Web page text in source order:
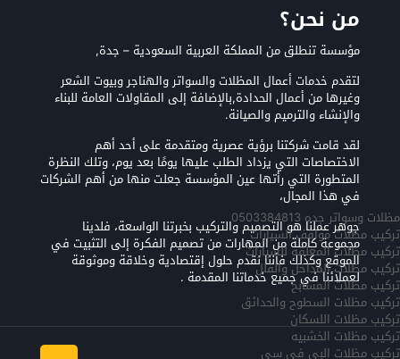
من نحن؟
مؤسسة تنطلق من المملكة العربية السعودية – جدة,
لتقدم خدمات أعمال المظلات والسواتر والهناجر وبيوت الشعر
وغيرها من أعمال الحدادة,بالإضافة إلى المقاولات العامة للبناء
والإنشاء والترميم والصيانة.
لقد قامت شركتنا برؤية عصرية ومتقدمة على أحد أهم
الاختصاصات التي يزداد الطلب عليها يومًا بعد يوم، وتلك النظرة
المتطورة التي رأتها عين المؤسسة جعلت منها من أهم الشركات
في هذا المجال،
جوهر عملنا هو التصميم والتركيب بخبرتنا الواسعة، فلدينا
مجموعة كاملة من المهارات من تصميم الفكرة إلى التثبيت في
الموقع وكذلك فأننا نقدم حلول إقتصادية وخلاقة وموثوقة
لعملائنا في جميع خدماتنا المقدمة .
مظلات وسواتر جده 0503384813
تركيب مظلات مواقف السيارات
تركيب مظلات المعلقه للسيارات
تركيب مظلات المداخل والفلل
تركيب مظلات المسابح
تركيب مظلات السطوح والحدائق
تركيب مظلات اللسكان
تركيب مظلات الخشبيه
تركيب مظلات البي في سي